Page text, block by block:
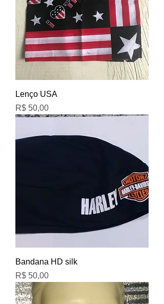
Lenço USA
Preço
R$ 50,00
Bandana HD silk
Preço
R$ 50,00